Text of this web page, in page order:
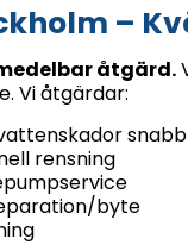
–
åtgärd.
Vi åtgärdar:
rensning
byte